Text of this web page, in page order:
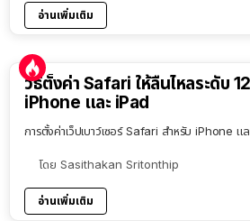
อ่านเพิ่มเติม
วิธีตั้งค่า Safari ให้ลื่นไหลระดับ
iPhone และ iPad
การตั้งค่าเว็ปเบาว์เซอร์ Safari สำหรับ iPhone
โดย Sasithakan Sritonthip
อ่านเพิ่มเติม